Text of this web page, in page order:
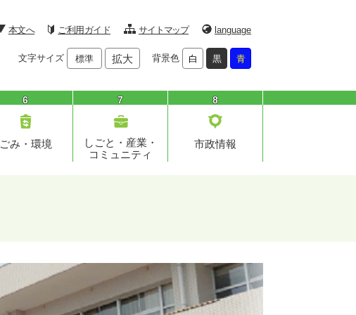
本文へ ご利用ガイド サイトマップ language
文字サイズ 標準 拡大 背景色 白 黒 青
6
ごみ・環境
7
しごと・産業・
コミュニティ
8
市政情報